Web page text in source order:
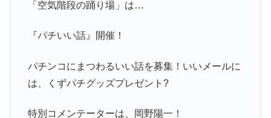
「空気階段の踊り場」は…
『パチいい話』開催！
パチンコにまつわるいい話を募集！いいメールに
は、くずパチグッズプレゼント?
特別コメンテーターは、岡野陽一！